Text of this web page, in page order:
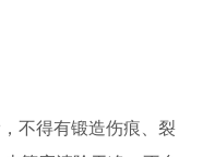
不得有锻造伤痕、裂